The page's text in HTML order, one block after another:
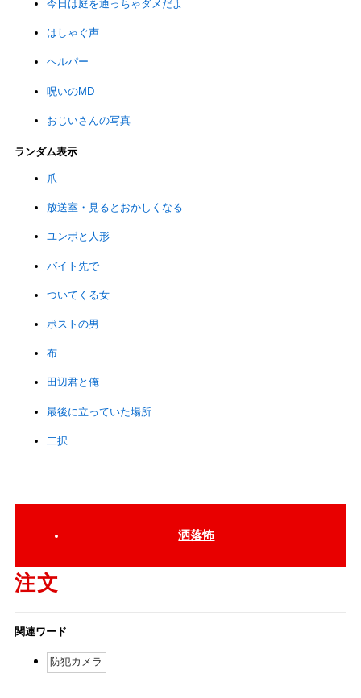
今日は庭を通っちゃダメだよ
はしゃぐ声
ヘルパー
呪いのMD
おじいさんの写真
ランダム表示
爪
放送室・見るとおかしくなる
ユンボと人形
バイト先で
ついてくる女
ポストの男
布
田辺君と俺
最後に立っていた場所
二択
洒落怖
注文
関連ワード
防犯カメラ